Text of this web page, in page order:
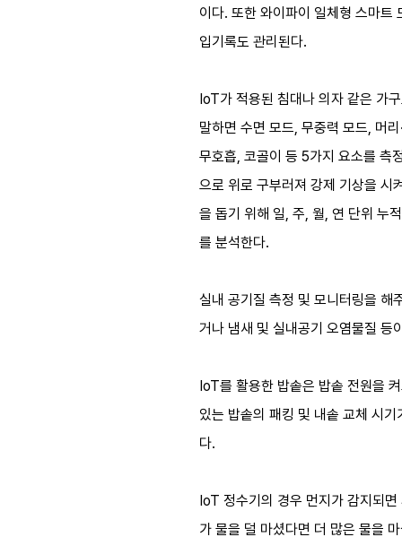
이다. 또한 와이파이 일체형 스마트
입기록도 관리된다.
IoT가 적용된 침대나 의자 같은 가
말하면 수면 모드, 무중력 모드, 머
무호흡, 코골이 등 5가지 요소를 측
으로 위로 구부러져 강제 기상을 시
을 돕기 위해 일, 주, 월, 연 단위 누
를 분석한다.
실내 공기질 측정 및 모니터링을 해
거나 냄새 및 실내공기 오염물질 등
IoT를 활용한 밥솥은 밥솥 전원을
있는 밥솥의 패킹 및 내솥 교체 시
다.
IoT 정수기의 경우 먼지가 감지되
가 물을 덜 마셨다면 더 많은 물을